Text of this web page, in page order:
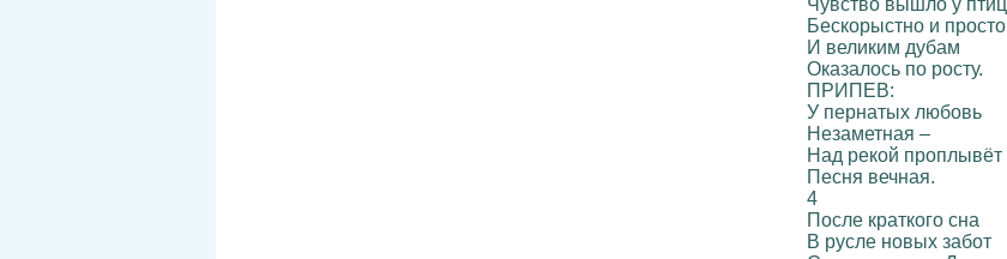
Бескорыстно и просто
И великим дубам
Оказалось по росту.
ПРИПЕВ:
У пернатых любовь
Незаметная –
Над рекой проплывёт
Песня вечная.
4
После краткого сна
В русле новых забот